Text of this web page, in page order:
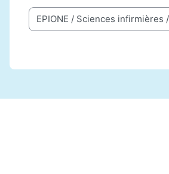
Catégories de cours